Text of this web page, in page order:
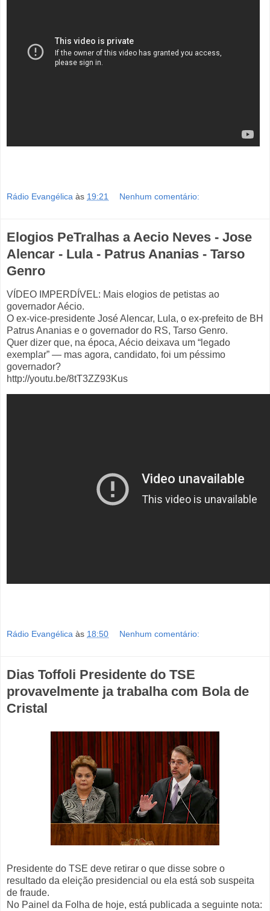
Rádio Evangélica às 19:21 Nenhum comentário:
Elogios PeTralhas a Aecio Neves - Jose
Alencar - Lula - Patrus Ananias - Tarso
Genro
VÍDEO IMPERDÍVEL: Mais elogios de petistas ao
governador Aécio.
O ex-vice-presidente José Alencar, Lula, o ex-prefeito de BH
Patrus Ananias e o governador do RS, Tarso Genro.
Quer dizer que, na época, Aécio deixava um “legado
exemplar” — mas agora, candidato, foi um péssimo
governador?
http://youtu.be/8tT3ZZ93Kus
Rádio Evangélica às 18:50 Nenhum comentário:
Dias Toffoli Presidente do TSE
provavelmente ja trabalha com Bola de
Cristal
Presidente do TSE deve retirar o que disse sobre o
resultado da eleição presidencial ou ela está sob suspeita
de fraude.
No Painel da Folha de hoje, está publicada a seguinte nota: